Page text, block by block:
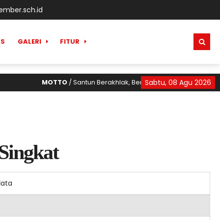
GALERI FITUR
Sabtu, 08 Agu 2026
MOTTO/ Santun Berakhlak, Berani Bermimpi, Berani